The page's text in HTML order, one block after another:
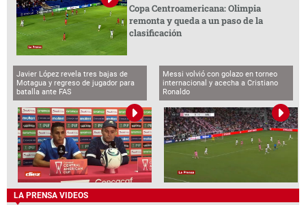
Copa Centroamericana: Olimpia
remonta y queda a un paso de la
clasificación
Javier López revela tres bajas de
Motagua y regreso de jugador para
batalla ante FAS
Messi volvió con golazo en torneo
internacional y acecha a Cristiano
Ronaldo
LA PRENSA VIDEOS